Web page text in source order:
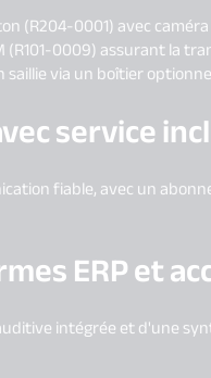
(R204-0001) avec
(R101-0009) assurant la
via un boîtier
service
fiable, avec un
ERP et
intégrée et d'une